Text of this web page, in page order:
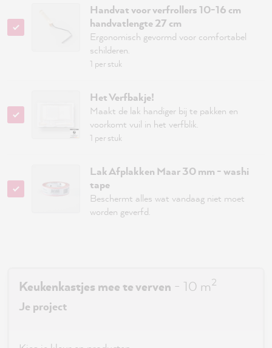
Handvat voor verfrollers 10-16 cm
handvatlengte 27 cm
Ergonomisch gevormd voor comfortabel
schilderen.
1 per stuk
Het Verfbakje!
Maakt de lak handiger bij te pakken en
voorkomt vuil in het verfblik.
1 per stuk
Lak Afplakken Maar 30 mm - washi
tape
Beschermt alles wat vandaag niet moet
worden geverfd.
Keukenkastjes mee te verven - 10 m2
Je project